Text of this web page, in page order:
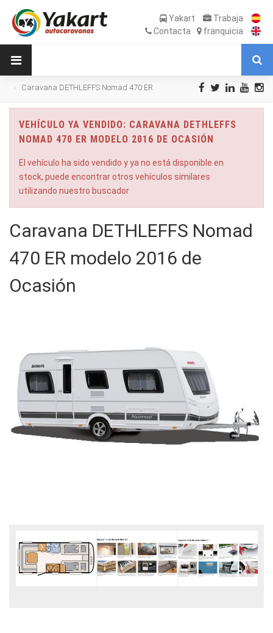
Yakart
Trabaja
Contacta
franquicia
Caravana DETHLEFFS Nomad 470 ER
VEHÍCULO YA VENDIDO: CARAVANA DETHLEFFS
NOMAD 470 ER MODELO 2016 DE OCASIÓN
El vehículo ha sido vendido y ya no está disponible en
stock, puede encontrar otros vehículos similares
utilizando nuestro buscador
Caravana DETHLEFFS Nomad
470 ER modelo 2016 de
Ocasión